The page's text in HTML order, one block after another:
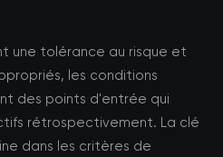
une tolérance au risque et
les conditions
des points d'entrée qui
rétrospectivement. La clé
dans les critères de